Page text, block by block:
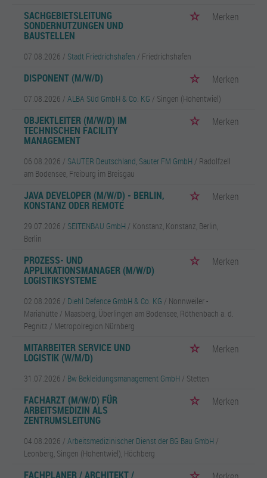
SACHGEBIETSLEITUNG
SONDERNUTZUNGEN UND
BAUSTELLEN
Merken
07.08.2026 / Stadt Friedrichshafen / Friedrichshafen
DISPONENT (M/W/D) Merken
07.08.2026 / ALBA Süd GmbH & Co. KG / Singen (Hohentwiel)
OBJEKTLEITER (M/W/D) IM
TECHNISCHEN FACILITY
MANAGEMENT
Merken
06.08.2026 / SAUTER Deutschland, Sauter FM GmbH / Radolfzell
am Bodensee, Freiburg im Breisgau
JAVA DEVELOPER (M/W/D) - BERLIN,
KONSTANZ ODER REMOTE
Merken
29.07.2026 / SEITENBAU GmbH / Konstanz, Konstanz, Berlin,
Berlin
PROZESS- UND
APPLIKATIONSMANAGER (M/W/D)
LOGISTIKSYSTEME
Merken
02.08.2026 / Diehl Defence GmbH & Co. KG / Nonnweiler -
Mariahütte / Maasberg, Überlingen am Bodensee, Röthenbach a. d.
Pegnitz / Metropolregion Nürnberg
MITARBEITER SERVICE UND
LOGISTIK (W/M/D)
Merken
31.07.2026 / Bw Bekleidungsmanagement GmbH / Stetten
FACHARZT (M/W/D) FÜR
ARBEITSMEDIZIN ALS
ZENTRUMSLEITUNG
Merken
04.08.2026 / Arbeitsmedizinischer Dienst der BG Bau GmbH /
Leonberg, Singen (Hohentwiel), Höchberg
FACHPLANER / ARCHITEKT /